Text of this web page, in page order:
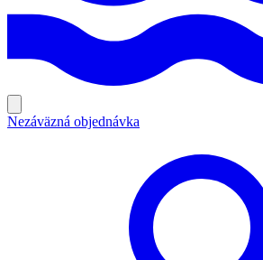
Nezáväzná objednávka